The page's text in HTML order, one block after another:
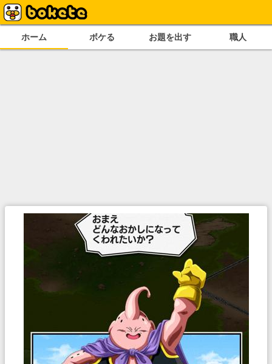
ホーム ボケる お題を出す 職人